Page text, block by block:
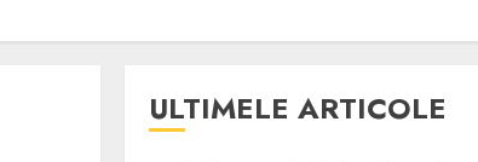
ULTIMELE ARTICOLE